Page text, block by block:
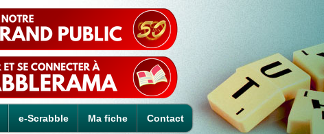
e-Scrabble Ma fiche Contact